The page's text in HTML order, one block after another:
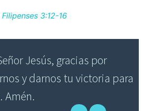
Filipenses 3:12-16
Jesús, gracias por
y darnos tu victoria para
Amén.